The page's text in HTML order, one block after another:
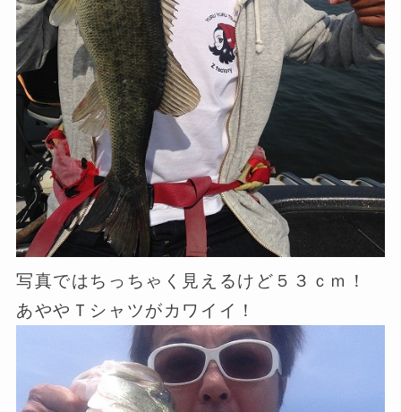
写真ではちっちゃく見えるけど５３ｃｍ！
あややＴシャツがカワイイ！